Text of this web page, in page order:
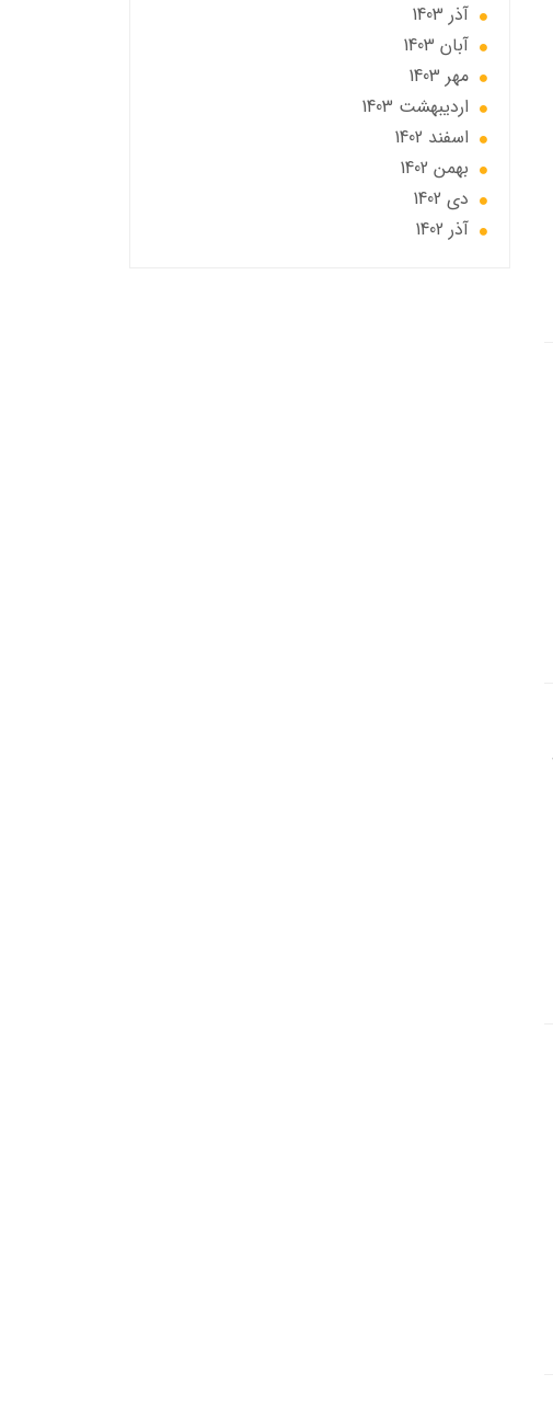
آذر 1403
آبان 1403
مهر 1403
ارديبهشت 1403
اسفند 1402
بهمن 1402
دی 1402
آذر 1402